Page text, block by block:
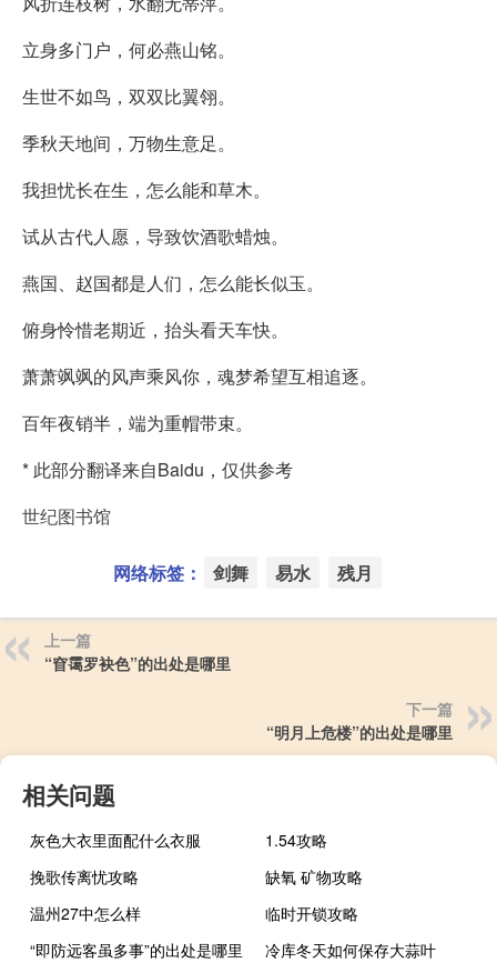
立身多门户，何必燕山铭。
生世不如鸟，双双比翼翎。
季秋天地间，万物生意足。
我担忧长在生，怎么能和草木。
试从古代人愿，导致饮酒歌蜡烛。
燕国、赵国都是人们，怎么能长似玉。
俯身怜惜老期近，抬头看天车快。
萧萧飒飒的风声乘风你，魂梦希望互相追逐。
百年夜销半，端为重帽带束。
* 此部分翻译来自Baidu，仅供参考
世纪图书馆
网络标签： 剑舞 易水 残月
上一篇
“窅霭罗袂色”的出处是哪里
下一篇
“明月上危楼”的出处是哪里
相关问题
灰色大衣里面配什么衣服
1.54攻略
挽歌传离忧攻略
缺氧 矿物攻略
温州27中怎么样
临时开锁攻略
“即防远客虽多事”的出处是哪里
冷库冬天如何保存大蒜叶